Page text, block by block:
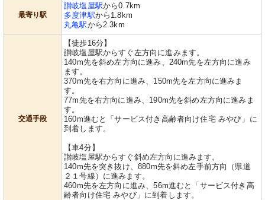
最寄り駅
讃岐塩屋駅から0.7km
多度津駅から1.8km
丸亀駅から2.3km
交通手段
【徒歩16分】
讃岐塩屋駅からすぐ左方向に進みます。
140m先を斜め左方向に進み、240m先を左方向に進み
ます。
370m先を右方向に進み、150m先を左方向に進みま
す。
77m先を右方向に進み、190m先を斜め左方向に進みま
す。
160m進むと「サービス付き高齢者向け住宅 みやび」に
到着します。
【車4分】
讃岐塩屋駅からすぐ斜め左方向に進みます。
140m先を突き抜け、880m先を斜め左手前方向（県道
２１号線）に進みます。
460m先を左方向に進み、56m進むと「サービス付き高
齢者向け住宅 みやび」に到着します。